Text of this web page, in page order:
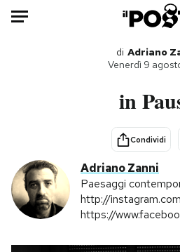
Politica
Tecnologia
Internet
Scienza
di Adriano
Venerdì 9
in
Condividi
Adriano Zanni
Paesaggi
http://
https://